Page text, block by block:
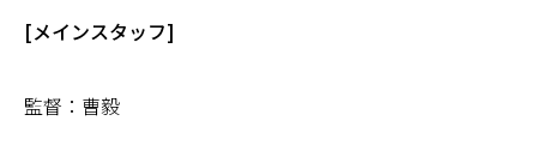
[メインスタッフ]
監督：曹毅